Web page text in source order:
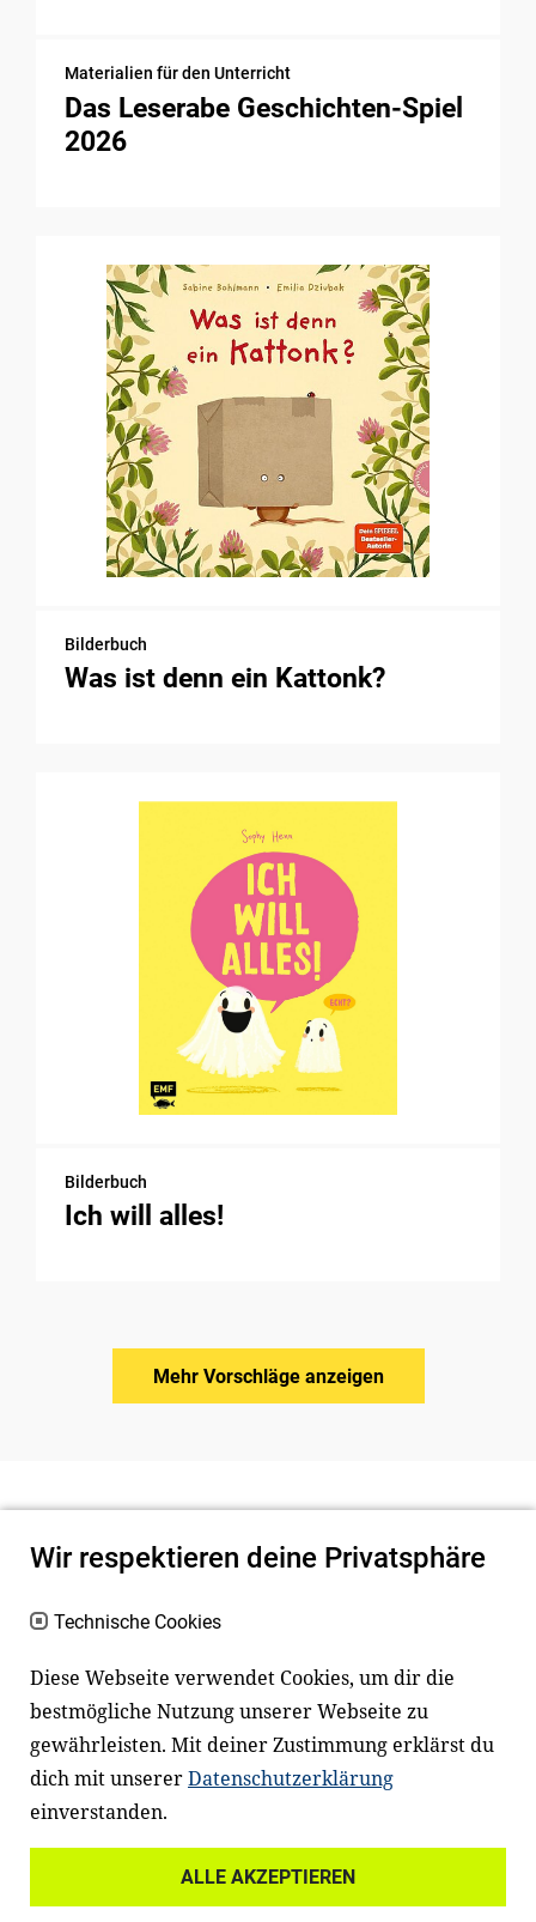
Materialien für den Unterricht
Das Leserabe Geschichten-Spiel
2026
Bilderbuch
Was ist denn ein Kattonk?
Bilderbuch
Ich will alles!
Mehr Vorschläge anzeigen
Newsletter
Facebook LinkedIn
Wir respektieren deine Privatsphäre
Technische Cookies
Diese Webseite verwendet Cookies, um dir die
bestmögliche Nutzung unserer Webseite zu
gewährleisten. Mit deiner Zustimmung erklärst du
dich mit unsererDatenschutzerklärung
einverstanden.
ALLE AKZEPTIEREN